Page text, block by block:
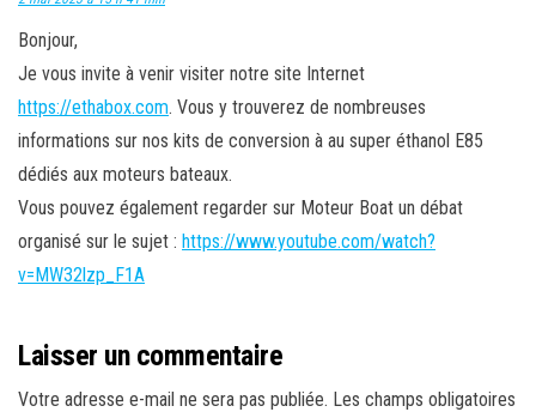
Bonjour,
Je vous invite à venir visiter notre site Internet
https://ethabox.com. Vous y trouverez de nombreuses
informations sur nos kits de conversion à au super éthanol E85
dédiés aux moteurs bateaux.
Vous pouvez également regarder sur Moteur Boat un débat
organisé sur le sujet : https://www.youtube.com/watch?
v=MW32lzp_F1A
Laisser un commentaire
Votre adresse e-mail ne sera pas publiée. Les champs obligatoires